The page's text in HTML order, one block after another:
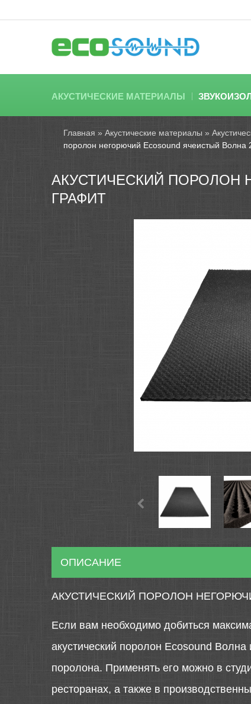
АКУСТИЧЕСКИЕ МАТЕРИАЛЫ
Главная » Акустические материалы »
поролон негорючий Ecosound ячеистый
АКУСТИЧЕСКИЙ ПОРОЛОН
ГРАФИТ
ОПИСАНИЕ
АКУСТИЧЕСКИЙ ПОРОЛОН
Если вам необходимо добиться
акустический поролон Ecosound
поролона. Применять его можно в
ресторанах, а также в